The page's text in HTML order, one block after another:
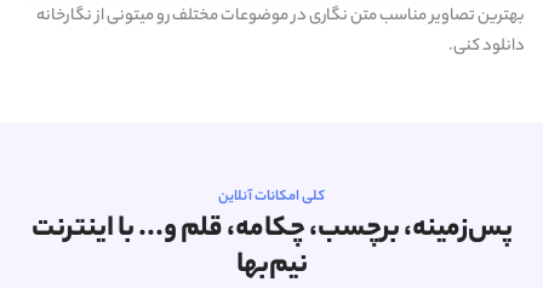
بهترین تصاویر مناسب متن نگاری در موضوعات مختلف رو میتونی از نگارخانه
دانلود کنی.
کلی امکانات آنلاین
پس‌زمینه، برچسب، چکامه، قلم و... با اینترنت
نیم‌بها